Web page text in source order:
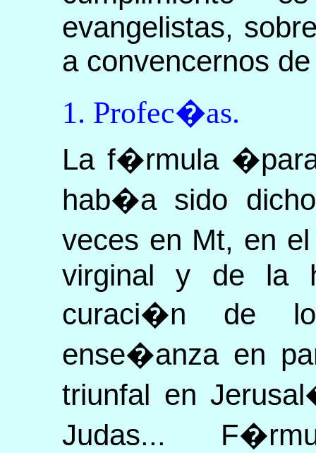
evangelistas,
a convencernos
1. Profec�as.
La f�rmula
hab�a sido
veces en Mt, en
virginal y de la
curaci�n de
ense�anza en
triunfal en
Judas...